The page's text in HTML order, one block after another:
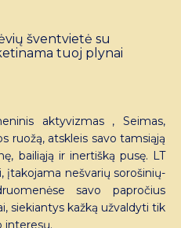
šventvietė su
tuoj plynai
aktyvizmas , Seimas,
ruožą, atskleis savo tamsiąją
bailiąją ir inertišką pusę. LT
įtakojama nešvarių sorošinių-
savo papročius
siekiantys kažką užvaldyti tik
interesų.